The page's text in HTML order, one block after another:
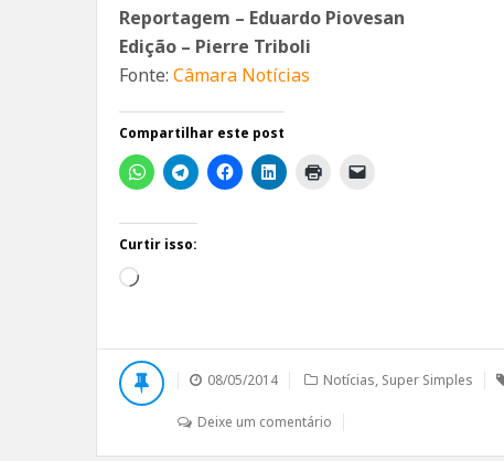
Reportagem – Eduardo Piovesan
Edição – Pierre Triboli
Fonte: Câmara Notícias
Compartilhar este post
Curtir isso:
Carregando...
08/05/2014 Notícias, Super Simples
Deixe um comentário